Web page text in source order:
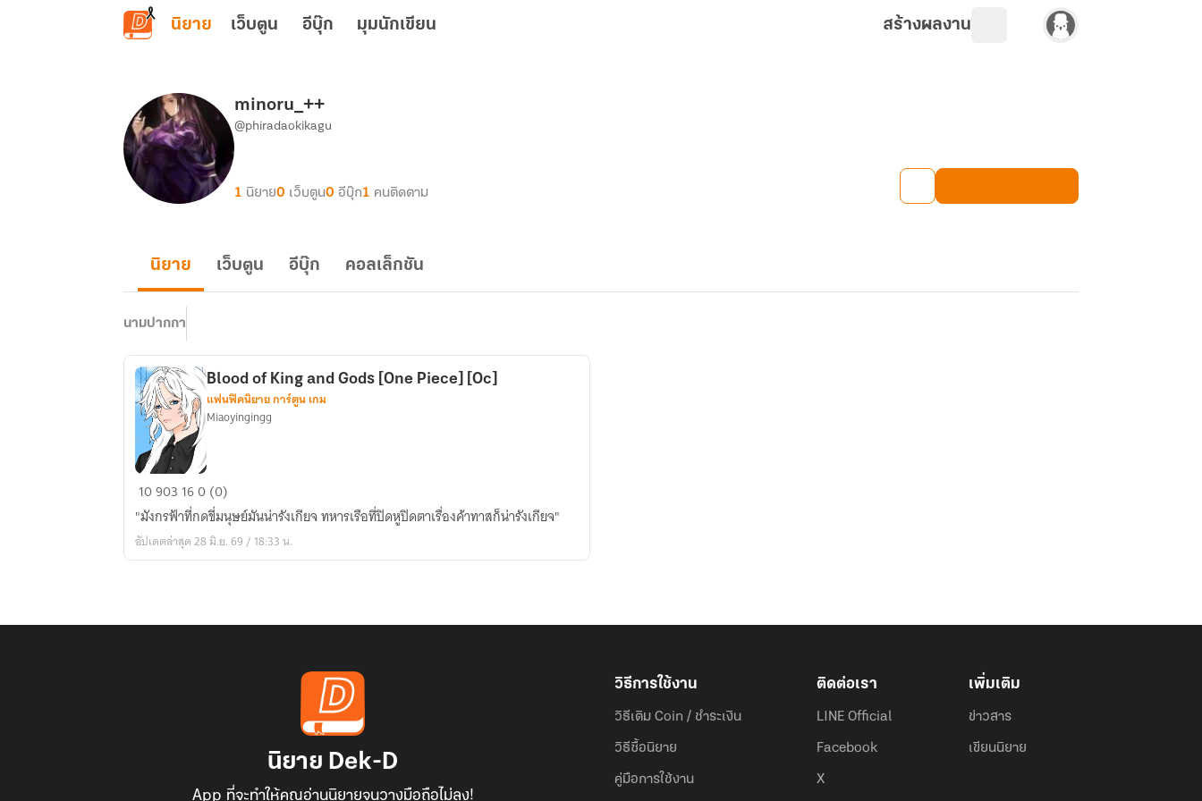
ข้ามไปยังเนื้อหาหลัก
นิยาย เว็บตูน อีบุ๊ก มุมนักเขียน สร้างผลงาน
minoru_++
@phiradaokikagu
1 นิยาย0 เว็บตูน0 อีบุ๊ก1 คนติดตาม
นิยาย เว็บตูน อีบุ๊ก คอลเล็กชัน
นามปากกา
Blood
of
King
and
Blood of King and Gods [One Piece] [Oc]
แฟนฟิคนิยาย การ์ตูน เกม
Miaoyingingg
10903 160 (0)
"มังกรฟ้าที่กดขี่มนุษย์มันน่ารังเกียจ ทหารเรือที่ปิดหูปิดตาเรื่องค้าทาสก็น่ารังเกียจ"
อัปเดตล่าสุด 28 มิ.ย. 69 / 18:33 น.
นิยาย Dek-D
App ที่จะทำให้คุณอ่านนิยายจนวางมือถือไม่ลง!
วิธีการใช้งาน
วิธีเติม Coin / ชำระเงิน
วิธีซื้อนิยาย
คู่มือการใช้งาน
ติดต่อเรา
LINE Official
Facebook
X
เพิ่มเติม
ข่าวสาร
เขียนนิยาย